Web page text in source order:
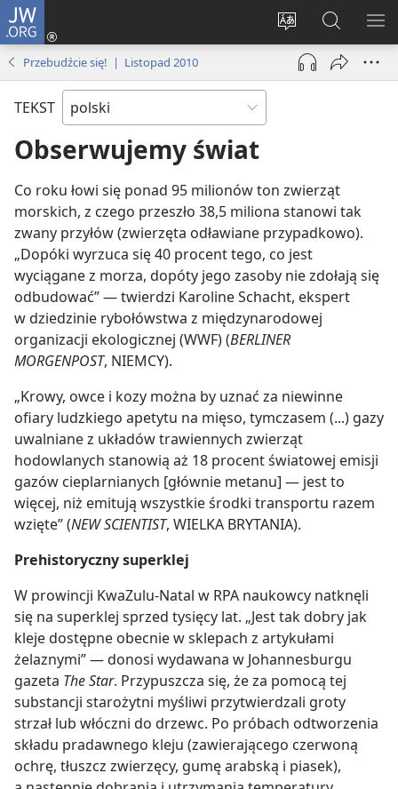
JW.ORG
Wybór
języka
Logowanie
(opens
window)
Szukaj
na
JW.ORG
Przebudźcie się! | Listopad 2010
TEKST
Obserwujemy świat
Co roku łowi się ponad 95 milionów ton zwierząt
morskich, z czego przeszło 38,5 miliona stanowi tak
zwany przyłów (zwierzęta odławiane przypadkowo).
„Dopóki wyrzuca się 40 procent tego, co jest
wyciągane z morza, dopóty jego zasoby nie zdołają się
odbudować” — twierdzi Karoline Schacht, ekspert
w dziedzinie rybołówstwa z międzynarodowej
organizacji ekologicznej (WWF) (BERLINER
MORGENPOST, NIEMCY).
„Krowy, owce i kozy można by uznać za niewinne
ofiary ludzkiego apetytu na mięso, tymczasem (...) gazy
uwalniane z układów trawiennych zwierząt
hodowlanych stanowią aż 18 procent światowej emisji
gazów cieplarnianych [głównie metanu] — jest to
więcej, niż emitują wszystkie środki transportu razem
wzięte” (NEW SCIENTIST, WIELKA BRYTANIA).
Prehistoryczny superklej
W prowincji KwaZulu-Natal w RPA naukowcy natknęli
się na superklej sprzed tysięcy lat. „Jest tak dobry jak
kleje dostępne obecnie w sklepach z artykułami
żelaznymi” — donosi wydawana w Johannesburgu
gazeta The Star. Przypuszcza się, że za pomocą tej
substancji starożytni myśliwi przytwierdzali groty
strzał lub włóczni do drzewc. Po próbach odtworzenia
składu pradawnego kleju (zawierającego czerwoną
ochrę, tłuszcz zwierzęcy, gumę arabską i piasek),